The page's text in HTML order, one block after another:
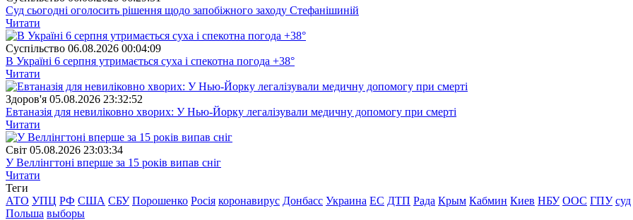
Суд сьогодні оголосить рішення щодо запобіжного заходу Стефанішиній
Читати
Суспiльство 06.08.2026 00:04:09
В Україні 6 серпня утримається суха і спекотна погода +38°
Читати
Здоров'я 05.08.2026 23:32:52
Евтаназія для невиліковно хворих: У Нью-Йорку легалізували медичну допомогу при смерті
Читати
Свiт 05.08.2026 23:03:34
У Веллінгтоні вперше за 15 років випав сніг
Читати
Теги
АТО УПЦ РФ США СБУ Порошенко Росія коронавирус Донбасс Украина ЕС ДТП Рада Крым Кабмин Киев НБУ ООС ГПУ суд
Польша выборы